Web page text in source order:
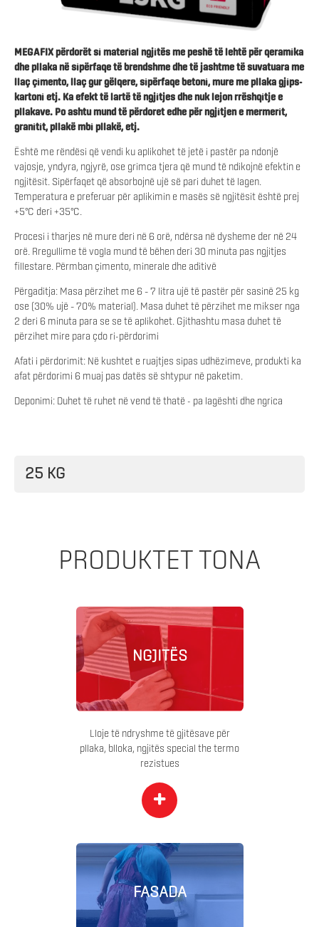
MEGAFIX përdorët si material ngjitës me peshë të lehtë për qeramika
dhe pllaka në sipërfaqe të brendshme dhe të jashtme të suvatuara me
llaç çimento, llaç gur gëlqere, sipërfaqe betoni, mure me pllaka gjips-
kartoni etj. Ka efekt të lartë të ngjitjes dhe nuk lejon rrëshqitje e
pllakave. Po ashtu mund të përdoret edhe për ngjitjen e mermerit,
granitit, pllakë mbi pllakë, etj.
Është me rëndësi që vendi ku aplikohet të jetë i pastër pa ndonjë
vajosje, yndyra, ngjyrë, ose grimca tjera që mund të ndikojnë efektin e
ngjitësit. Sipërfaqet që absorbojnë ujë së pari duhet të lagen.
Temperatura e preferuar për aplikimin e masës së ngjitësit është prej
+5°C deri +35°C.
Procesi i tharjes në mure deri në 6 orë, ndërsa në dysheme der në 24
orë. Rregullime të vogla mund të bëhen deri 30 minuta pas ngjitjes
fillestare. Përmban çimento, minerale dhe aditivë
Përgaditja: Masa përzihet me 6 – 7 litra ujë të pastër për sasinë 25 kg
ose (30% ujë – 70% material). Masa duhet të përzihet me mikser nga
2 deri 6 minuta para se se të aplikohet. Gjithashtu masa duhet të
përzihet mire para çdo ri-përdorimi
Afati i përdorimit: Në kushtet e ruajtjes sipas udhëzimeve, produkti ka
afat përdorimi 6 muaj pas datës së shtypur në paketim.
Deponimi: Duhet të ruhet në vend të thatë - pa lagështi dhe ngrica
25 KG
PRODUKTET TONA
NGJITËS
Lloje të ndryshme të gjitësave për
pllaka, blloka, ngjitës special the termo
rezistues
+
FASADA